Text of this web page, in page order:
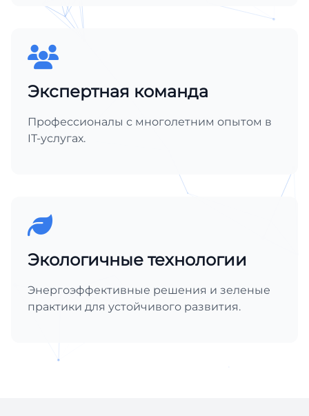
Экспертная команда
Профессионалы с многолетним опытом в
IT-услугах.
Экологичные технологии
Энергоэффективные решения и зеленые
практики для устойчивого развития.